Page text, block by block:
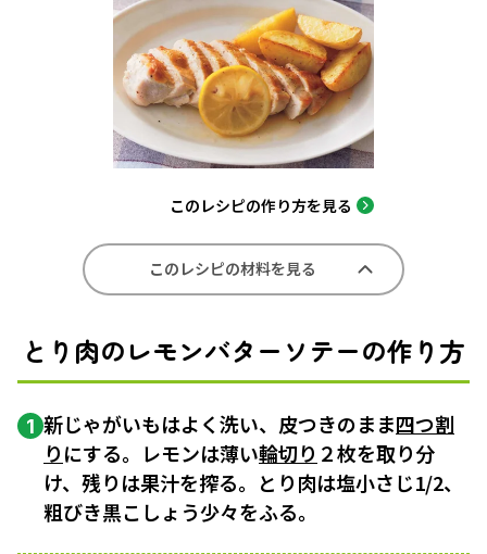
このレシピの作り方を見る
このレシピの材料を見る
とり肉のレモンバターソテーの作り方
1 新じゃがいもはよく洗い、皮つきのまま四つ割
りにする。レモンは薄い輪切り ２枚を取り分
け、残りは果汁を搾る。とり肉は塩小さじ1/2、
粗びき黒こしょう少々をふる。